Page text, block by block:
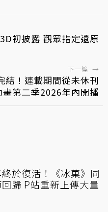
初披露 觀眾指定還原
下一篇 →
結！連載期間從未休刊
畫第二季2026年內開播
於復活！《冰菓》同
歸 P站重新上傳大量